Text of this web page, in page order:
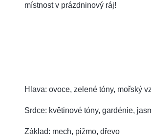
místnost v prázdninový ráj!
Hlava: ovoce, zelené tóny, mořský
Srdce: květinové tóny, gardénie,
Základ: mech, pižmo, dřevo